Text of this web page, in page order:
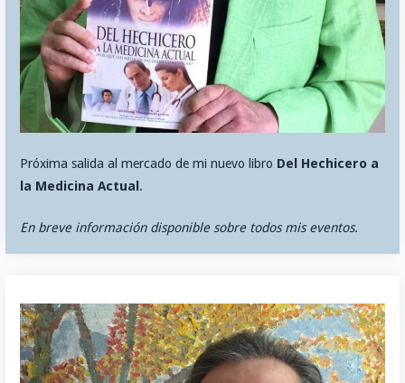
Próxima salida al mercado de mi nuevo libro Del Hechicero a
la Medicina Actual .
En breve información disponible sobre todos mis eventos.